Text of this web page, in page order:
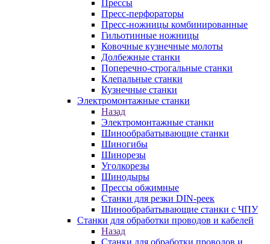
Прессы
Пресс-перфораторы
Пресс-ножницы комбинированные
Гильотинные ножницы
Ковочные кузнечные молоты
Долбежные станки
Поперечно-строгальные станки
Клепальные станки
Кузнечные станки
Электромонтажные станки
Назад
Электромонтажные станки
Шинообрабатывающие станки
Шиногибы
Шинорезы
Уголкорезы
Шинодыры
Прессы обжимные
Станки для резки DIN-реек
Шинообрабатывающие станки с ЧПУ
Станки для обработки проводов и кабелей
Назад
Станки для обработки проводов и